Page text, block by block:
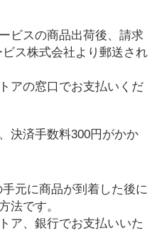
ビスの商品出荷後、請求
ス株式会社より郵送され
アの窓口でお支払いくだ
決済手数料300円がかか
元に商品が到着した後に
法です。
ア、銀行でお支払いいた